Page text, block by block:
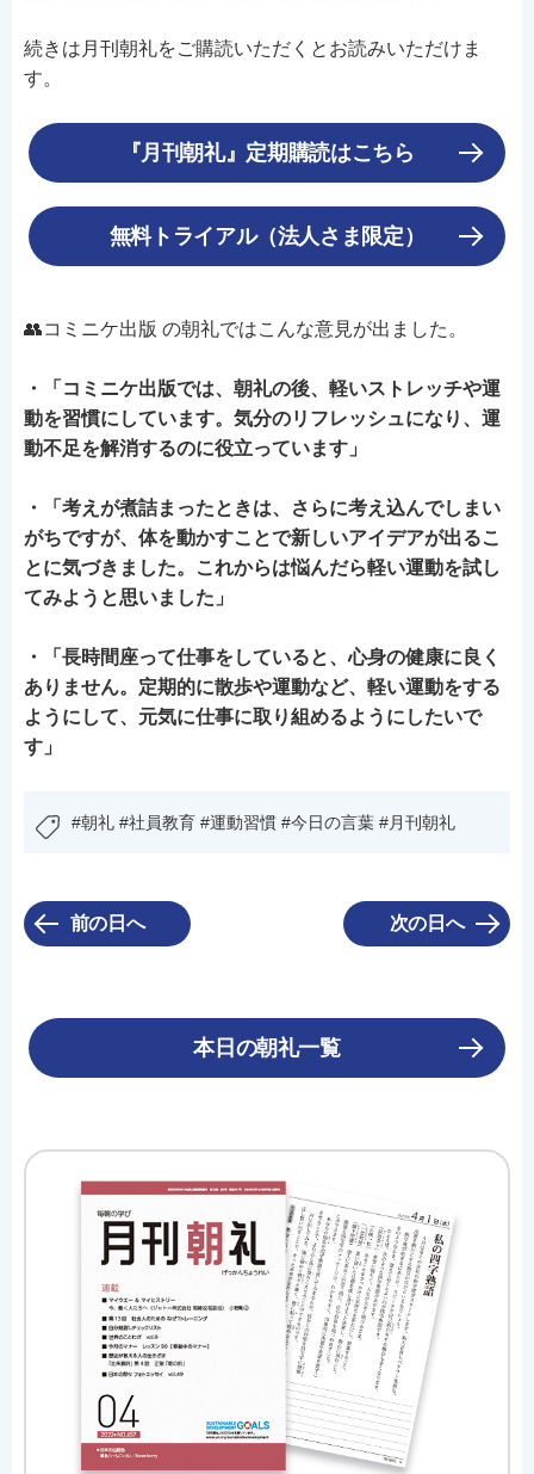
続きは月刊朝礼をご購読いただくとお読みいただけま
す。
『月刊朝礼』定期購読はこちら
無料トライアル（法人さま限定）
👥コミニケ出版 の朝礼ではこんな意見が出ました。
・「コミニケ出版では、朝礼の後、軽いストレッチや運
動を習慣にしています。気分のリフレッシュになり、運
動不足を解消するのに役立っています」
・「考えが煮詰まったときは、さらに考え込んでしまい
がちですが、体を動かすことで新しいアイデアが出るこ
とに気づきました。これからは悩んだら軽い運動を試し
てみようと思いました」
・「長時間座って仕事をしていると、心身の健康に良く
ありません。定期的に散歩や運動など、軽い運動をする
ようにして、元気に仕事に取り組めるようにしたいで
す」
#朝礼 #社員教育 #運動習慣 #今日の言葉 #月刊朝礼
前の日へ 次の日へ
本日の朝礼一覧